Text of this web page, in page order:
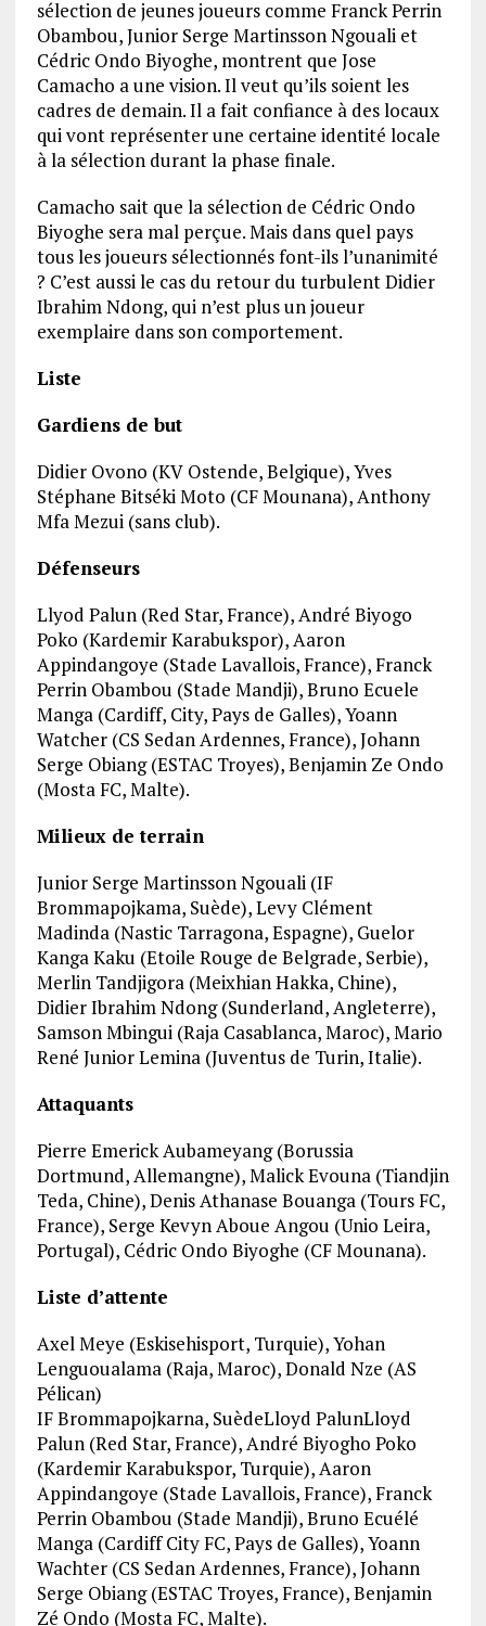
sélection de jeunes joueurs comme Franck Perrin
Obambou, Junior Serge Martinsson Ngouali et
Cédric Ondo Biyoghe, montrent que Jose
Camacho a une vision. Il veut qu’ils soient les
cadres de demain. Il a fait confiance à des locaux
qui vont représenter une certaine identité locale
à la sélection durant la phase finale.
Camacho sait que la sélection de Cédric Ondo
Biyoghe sera mal perçue. Mais dans quel pays
tous les joueurs sélectionnés font-ils l’unanimité
? C’est aussi le cas du retour du turbulent Didier
Ibrahim Ndong, qui n’est plus un joueur
exemplaire dans son comportement.
Liste
Gardiens de but
Didier Ovono (KV Ostende, Belgique), Yves
Stéphane Bitséki Moto (CF Mounana), Anthony
Mfa Mezui (sans club).
Défenseurs
Llyod Palun (Red Star, France), André Biyogo
Poko (Kardemir Karabukspor), Aaron
Appindangoye (Stade Lavallois, France), Franck
Perrin Obambou (Stade Mandji), Bruno Ecuele
Manga (Cardiff, City, Pays de Galles), Yoann
Watcher (CS Sedan Ardennes, France), Johann
Serge Obiang (ESTAC Troyes), Benjamin Ze Ondo
(Mosta FC, Malte).
Milieux de terrain
Junior Serge Martinsson Ngouali (IF
Brommapojkama, Suède), Levy Clément
Madinda (Nastic Tarragona, Espagne), Guelor
Kanga Kaku (Etoile Rouge de Belgrade, Serbie),
Merlin Tandjigora (Meixhian Hakka, Chine),
Didier Ibrahim Ndong (Sunderland, Angleterre),
Samson Mbingui (Raja Casablanca, Maroc), Mario
René Junior Lemina (Juventus de Turin, Italie).
Attaquants
Pierre Emerick Aubameyang (Borussia
Dortmund, Allemangne), Malick Evouna (Tiandjin
Teda, Chine), Denis Athanase Bouanga (Tours FC,
France), Serge Kevyn Aboue Angou (Unio Leira,
Portugal), Cédric Ondo Biyoghe (CF Mounana).
Liste d’attente
Axel Meye (Eskisehisport, Turquie), Yohan
Lenguoualama (Raja, Maroc), Donald Nze (AS
Pélican)
IF Brommapojkarna, SuèdeLloyd PalunLloyd
Palun (Red Star, France), André Biyogho Poko
(Kardemir Karabukspor, Turquie), Aaron
Appindangoye (Stade Lavallois, France), Franck
Perrin Obambou (Stade Mandji), Bruno Ecuélé
Manga (Cardiff City FC, Pays de Galles), Yoann
Wachter (CS Sedan Ardennes, France), Johann
Serge Obiang (ESTAC Troyes, France), Benjamin
Zé Ondo (Mosta FC, Malte).